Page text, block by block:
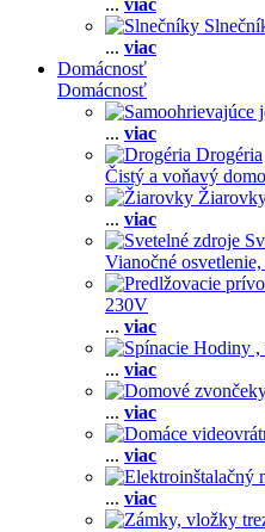
... viac
... viac
Domácnosť
Domácnosť
... viac
Drogéria
Čistý a voňavý
... viac
Vianočné osvetlenie,
230V
... viac
... viac
... viac
... viac
... viac